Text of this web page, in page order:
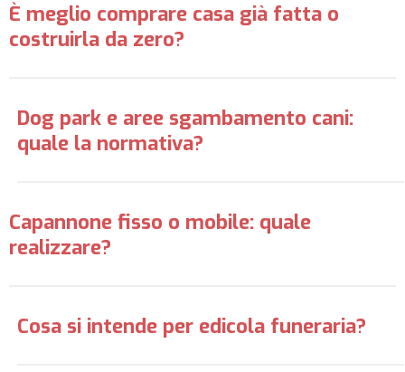
È meglio comprare casa già fatta o
costruirla da zero?
Dog park e aree sgambamento cani:
quale la normativa?
Capannone fisso o mobile: quale
realizzare?
Cosa si intende per edicola funeraria?